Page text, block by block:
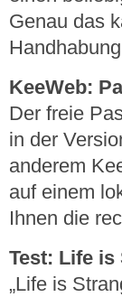
Genau das
KeeWeb:
Der freie
in der
anderem
auf einem
Ihnen die
Test: Life is
„Life is